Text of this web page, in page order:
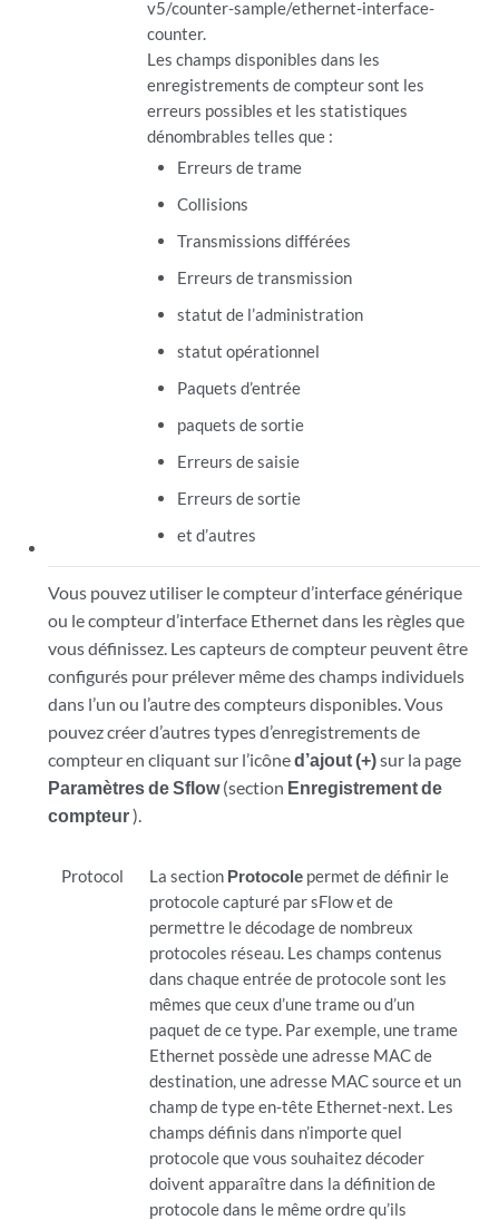
v5/counter-sample/ethernet-interface-
counter.
Les champs disponibles dans les
enregistrements de compteur sont les
erreurs possibles et les statistiques
dénombrables telles que :
Erreurs de trame
Collisions
Transmissions différées
Erreurs de transmission
statut de l’administration
statut opérationnel
Paquets d’entrée
paquets de sortie
Erreurs de saisie
Erreurs de sortie
et d’autres
Vous pouvez utiliser le compteur d’interface générique
ou le compteur d’interface Ethernet dans les règles que
vous définissez. Les capteurs de compteur peuvent être
configurés pour prélever même des champs individuels
dans l’un ou l’autre des compteurs disponibles. Vous
pouvez créer d’autres types d’enregistrements de
compteur en cliquant sur l’icôned’ajout (+)sur la page
Paramètres de Sflow(section Enregistrement de
compteur).
Protocol La section Protocolepermet de définir le
protocole capturé par sFlow et de
permettre le décodage de nombreux
protocoles réseau. Les champs contenus
dans chaque entrée de protocole sont les
mêmes que ceux d’une trame ou d’un
paquet de ce type. Par exemple, une trame
Ethernet possède une adresse MAC de
destination, une adresse MAC source et un
champ de type en-tête Ethernet-next. Les
champs définis dans n’importe quel
protocole que vous souhaitez décoder
doivent apparaître dans la définition de
protocole dans le même ordre qu’ils